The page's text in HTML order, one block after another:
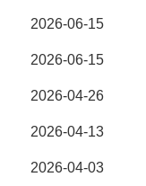
2026-06-15
2026-06-15
2026-04-26
2026-04-13
2026-04-03